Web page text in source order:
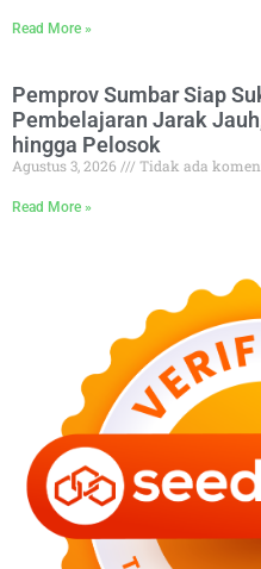
Read More »
Pemprov Sumbar Siap
Pembelajaran Jarak
hingga Pelosok
Agustus 3, 2026 Tidak ada
Read More »